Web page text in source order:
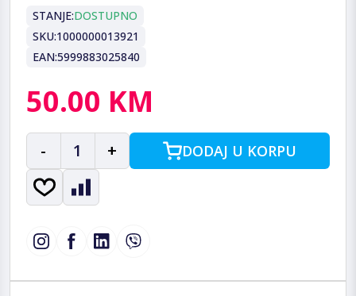
STANJE:DOSTUPNO
SKU:1000000013921
EAN:5999883025840
50.00 KM
- 1 + DODAJ U KORPU